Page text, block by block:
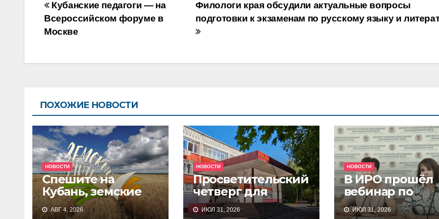
Навигация
по
записям
Филологи края обсудили актуальные вопросы
подготовки к экзаменам по русскому языку и
Кубанские педагоги — на
Всероссийском форуме в
Москве
ПОХОЖИЕ НОВОСТИ
НОВОСТИ
Спешите на
Кубань, земские
учителя!
АВГ 4, 2026
НОВОСТИ
Просветительский
четверг для
системы
дошкольного
ИЮЛ 31, 2026
НОВОСТИ
В ИРО прошёл
вебинар по
вопросам
подготовки
ИЮЛ 31, 2026